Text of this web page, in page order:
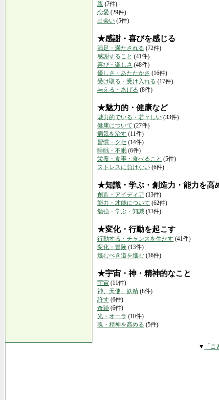
親 (7件)
恋愛 (29件)
出会い (5件)
★感謝・喜びを感じる
満足・満たされる (72件)
感謝すること (41件)
喜び・楽しさ (48件)
優しさ・あたたかさ (16件)
受け取る・受け入れる (17件)
与える・あげる (8件)
★魅力的・健康など
魅力的でいる・若々しい (33件)
健康について (27件)
病気を治す (11件)
習慣・クセ (14件)
睡眠・不眠 (6件)
栄養・食事・食べること (5件)
ストレスに負けない (6件)
★知識・学ぶ・創造力・能力を高
創造・アイディア (13件)
能力・才能について (62件)
勉強・学ぶ・知識 (13件)
★変化・行動を起こす
行動する・チャンスを生かす (41件)
変化・冒険 (13件)
進むべき道を進む (16件)
★宇宙・神・精神的なこと
宇宙 (11件)
神、天使、妖精 (8件)
許す (6件)
奇跡 (6件)
光・オーラ (10件)
魂・精神を高める (5件)
▼ 「